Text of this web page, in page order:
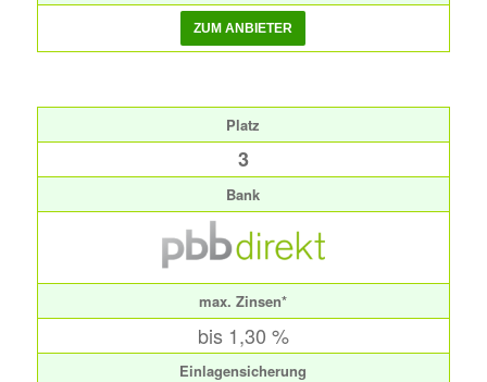
Platz
3
Bank
max. Zinsen*
bis 1,30 %
Einlagensicherung